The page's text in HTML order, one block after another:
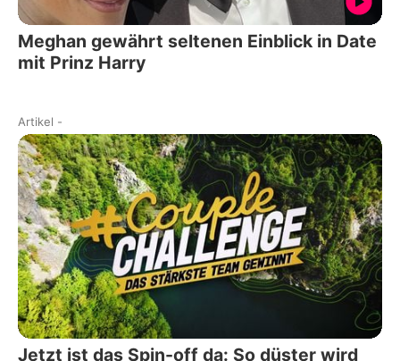
Meghan gewährt seltenen Einblick in Date
mit Prinz Harry
Artikel -
Jetzt ist das Spin-off da: So düster wird